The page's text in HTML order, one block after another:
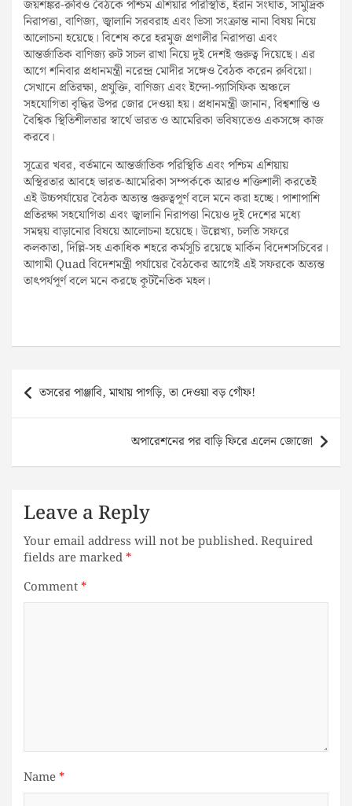
জয়শঙ্কর-রুবিও বৈঠকে পশ্চিম এশিয়ার পরিস্থিতি, ইরান সংঘাত, সামুদ্রিক
নিরাপত্তা, বাণিজ্য, জ্বালানি সরবরাহ এবং ভিসা সংক্রান্ত নানা বিষয় নিয়ে
আলোচনা হয়েছে। বিশেষ করে হরমুজ প্রণালীর নিরাপত্তা এবং
আন্তর্জাতিক বাণিজ্য রুট সচল রাখা নিয়ে দুই দেশই গুরুত্ব দিয়েছে। এর
আগে শনিবার প্রধানমন্ত্রী নরেন্দ্র মোদীর সঙ্গেও বৈঠক করেন রুবিয়ো।
সেখানে প্রতিরক্ষা, প্রযুক্তি, বাণিজ্য এবং ইন্দো-প্যাসিফিক অঞ্চলে
সহযোগিতা বৃদ্ধির উপর জোর দেওয়া হয়। প্রধানমন্ত্রী জানান, বিশ্বশান্তি ও
বৈশ্বিক স্থিতিশীলতার স্বার্থে ভারত ও আমেরিকা ভবিষ্যতেও একসঙ্গে কাজ
করবে।
সূত্রের খবর, বর্তমানে আন্তর্জাতিক পরিস্থিতি এবং পশ্চিম এশিয়ায়
অস্থিরতার আবহে ভারত-আমেরিকা সম্পর্ককে আরও শক্তিশালী করতেই
এই উচ্চপর্যায়ের বৈঠক অত্যন্ত গুরুত্বপূর্ণ বলে মনে করা হচ্ছে। পাশাপাশি
প্রতিরক্ষা সহযোগিতা এবং জ্বালানি নিরাপত্তা নিয়েও দুই দেশের মধ্যে
সমন্বয় বাড়ানোর বিষয়ে আলোচনা হয়েছে। উল্লেখ্য, চলতি সফরে
কলকাতা, দিল্লি-সহ একাধিক শহরে কর্মসূচি রয়েছে মার্কিন বিদেশসচিবের।
আগামী Quad বিদেশমন্ত্রী পর্যায়ের বৈঠকের আগেই এই সফরকে অত্যন্ত
তাৎপর্যপূর্ণ বলে মনে করছে কূটনৈতিক মহল।
Post
navigation
তসরের পাঞ্জাবি, মাথায় পাগড়ি, তা দেওয়া বড় গোঁফ!
অপারেশনের পর বাড়ি ফিরে এলেন জোজো
Leave a Reply
Your email address will not be published.Required
fields are marked*
Comment*
Name*